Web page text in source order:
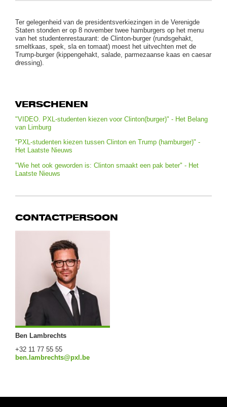
Ter gelegenheid van de presidentsverkiezingen in de Verenigde
Staten stonden er op 8 november twee hamburgers op het menu
van het studentenrestaurant: de Clinton-burger (rundsgehakt,
smeltkaas, spek, sla en tomaat) moest het uitvechten met de
Trump-burger (kippengehakt, salade, parmezaanse kaas en caesar
dressing).
VERSCHENEN
"VIDEO. PXL-studenten kiezen voor Clinton(burger)" - Het Belang
van Limburg
"PXL-studenten kiezen tussen Clinton en Trump (hamburger)" -
Het Laatste Nieuws
"Wie het ook geworden is: Clinton smaakt een pak beter" - Het
Laatste Nieuws
CONTACTPERSOON
Ben Lambrechts
+32 11 77 55 55
ben.lambrechts@pxl.be